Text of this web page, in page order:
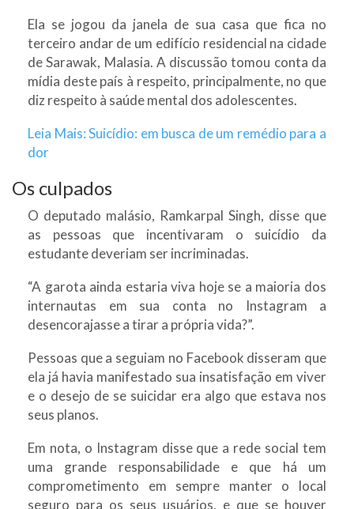
Ela se jogou da janela de sua casa que fica no
terceiro andar de um edifício residencial na cidade
de Sarawak, Malasia. A discussão tomou conta da
mídia deste país à respeito, principalmente, no que
diz respeito à saúde mental dos adolescentes.
Leia Mais: Suicídio: em busca de um remédio para a
dor
Os culpados
O deputado malásio, Ramkarpal Singh, disse que
as pessoas que incentivaram o suicídio da
estudante deveriam ser incriminadas.
“A garota ainda estaria viva hoje se a maioria dos
internautas em sua conta no Instagram a
desencorajasse a tirar a própria vida?”.
Pessoas que a seguiam no Facebook disseram que
ela já havia manifestado sua insatisfação em viver
e o desejo de se suicidar era algo que estava nos
seus planos.
Em nota, o Instagram disse que a rede social tem
uma grande responsabilidade e que há um
comprometimento em sempre manter o local
seguro para os seus usuários, e que se houver